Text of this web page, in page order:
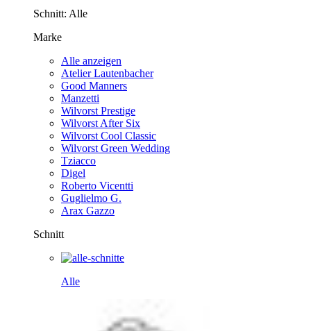
Schnitt: Alle
Marke
Alle anzeigen
Atelier Lautenbacher
Good Manners
Manzetti
Wilvorst Prestige
Wilvorst After Six
Wilvorst Cool Classic
Wilvorst Green Wedding
Tziacco
Digel
Roberto Vicentti
Guglielmo G.
Arax Gazzo
Schnitt
Alle